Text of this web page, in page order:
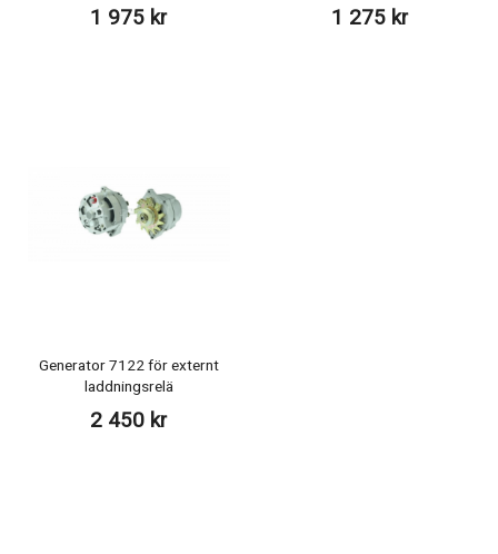
1 975 kr 1 275 kr
Generator 7122 för externt
laddningsrelä
2 450 kr